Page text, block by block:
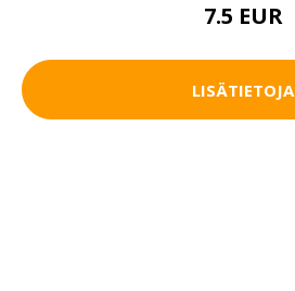
7.5 EUR
LISÄTIETOJA